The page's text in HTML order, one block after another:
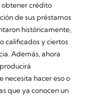
obtener crédito
de sus préstamos
históricamente,
calificados y ciertos
Además, ahora
necesita hacer eso o
que ya conocen un